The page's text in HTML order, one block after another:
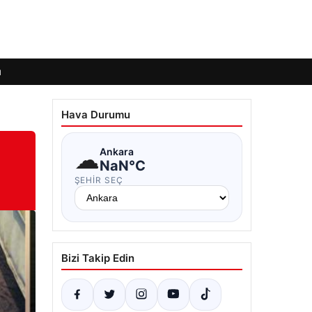
Hava Durumu
☁Ankara
NaN°C
ŞEHIR SEÇ
Bizi Takip Edin